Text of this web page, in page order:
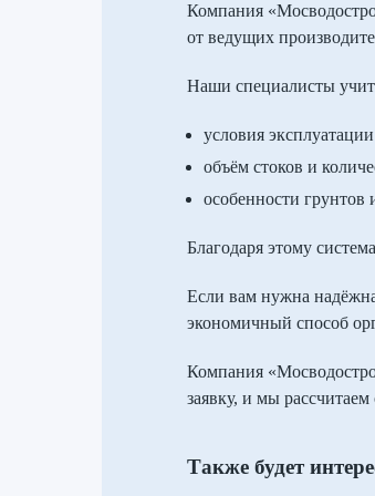
Компания
от ведущих
Наши специалисты
условия
объём стоков и
особенности
Благодаря этому
Если вам нужна
экономичный способ
Компания
заявку, и мы
Также будет